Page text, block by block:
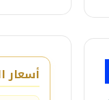
أسعار